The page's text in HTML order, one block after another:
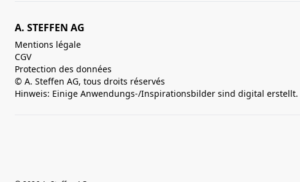
A. STEFFEN AG
Mentions légale
CGV
Protection des données
© A. Steffen AG, tous droits réservés
Hinweis: Einige Anwendungs-/Inspirationsbilder sind digital